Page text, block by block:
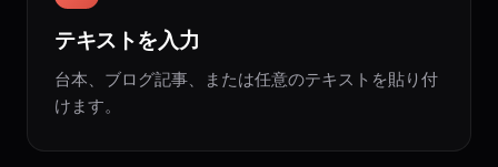
テキストを入力
台本、ブログ記事、または任意のテキストを貼り付
けます。